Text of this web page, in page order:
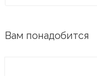
Вам понадобится